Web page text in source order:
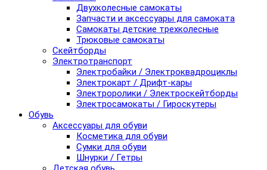
Двухколесные самокаты
Запчасти и аксессуары для самоката
Самокаты детские трехколесные
Трюковые самокаты
Скейтборды
Электротранспорт
Электробайки / Электроквадроциклы
Электрокарт / Дрифт-кары
Электроролики / Электроскейтборды
Электросамокаты / Гироскутеры
Обувь
Аксессуары для обуви
Косметика для обуви
Сумки для обуви
Шнурки / Гетры